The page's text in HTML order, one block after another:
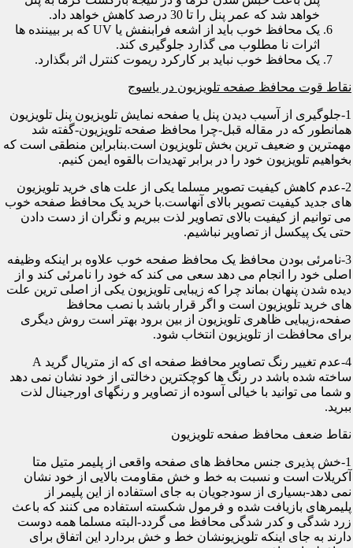
خواهد شد که عمر پنل را تا 30 درصد کاهش خواهد داد.
یک محافظ خوب باید از اشعه فرابنفش یا UV که بر بییننده ها
اثرات نا مطلوب می گذارد جلوگیری کند.
یک محافظ خوب نباید بر کارکرد ریموت کنترل اثر بگذارد.
نقاط قوت محافظ صفحه تلویزیون در یاسوج
1-جلوگیری از آسیب دیدن پنل یا صفحه نمایش تلویزیون پنل تلویزیون
همانطور که در مقاله قبل-چرا محافظ صفحه تلویزیون-گفته شد
مهمترین و ضعیف ترین بخش تلویزیون است.بنابراین منطقی است که
بخواهیم تلویزیون خود را در برابر تهدیدات بالقوه ایمن کنیم.
2-عدم کاهش کیفیت تصویر مسلما یکی از علت های خرید تلویزیون
های جدید کیفیت تصویر بالای آنهاست.با خرید یک محافظ صفحه خوب
می توانیم از کیفیت بالای تصاویر لذت ببریم و نگران از دست دادن
حتی یک پیکسل از تصاویر نباشیم.
3-نامرئی بودن محافظ یک محافظ صفحه خوب علاوه بر اینکه وظیفه
اصلی خود را انجام می دهد سعی می کند که خود را نامرئی کند و از
دیده شدن پنهان بماند چرا که زیبایی تلویزیون یکی از اصلی ترین علت
های خرید تلویزیون است و اگر قرار باشد با نصب محافظ
صفحه،زیبایی ظاهری تلویزیون از بین برود بهتر است روش دیگری
برای محافظت از تلویزیون انتخاب شود.
4-عدم تغییر رنگ تصاویر محافظ صفحه ای که از متریال گرید A
ساخته شده باشد در رنگ ها کوچکترین دخالتی از خود نشان نمی دهد
و شما می توانید با خیالی آسوده از تصاویر و رنگهای اورجینال لذت
ببرید.
نقاط ضعف محافظ صفحه تلویزیون
1-خش پذیری جنس محافظ های صفحه واقعی از پلیمر متیل متا
آکریلات است و نسبت به خط و خش مقاومت بالایی از خود نشان
نمی دهد-بسیاری از سودجویان به جای استفاده از این پلیمر از
پلیمرهای بازیافت شده و فرمول شکسته استفاده می کنند که باعث
زرد شدگی و کدر شدگی محافظ می گردد-البته مسلما همه دوست
دارند به جای اینکه تلویزیونشان خط و خش بردارد این اتفاق برای